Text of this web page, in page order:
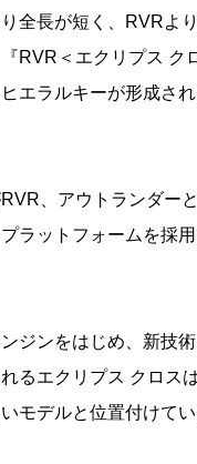
全長が短く、RVRよ
RVR＜エクリプス ク
エラルキーが形成さ
、アウトランダー
ラットフォームを採
ジンをはじめ、新技
るエクリプス クロス
モデルと位置付けて